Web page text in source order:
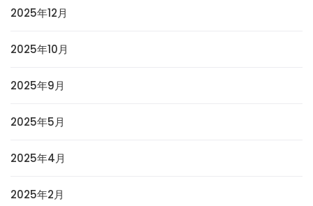
2025年12月
2025年10月
2025年9月
2025年5月
2025年4月
2025年2月